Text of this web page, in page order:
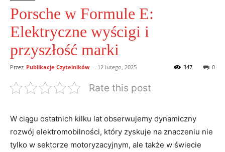
Porsche w Formule E:
Elektryczne wyścigi i
przyszłość marki
Przez Publikacje Czytelników - 12 lutego, 2025 0
347
Rate this post
W ciągu ostatnich kilku lat obserwujemy dynamiczny
rozwój elektromobilności, który zyskuje na znaczeniu nie
tylko w sektorze motoryzacyjnym, ale także w świecie